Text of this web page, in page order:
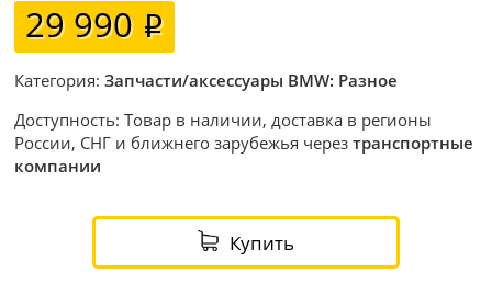
29 990
Категория:Запчасти/аксессуары BMW: Разное
Доступность: Товар в наличии, доставка в регионы
России, СНГ и ближнего зарубежья черезтранспортные
компании
Купить